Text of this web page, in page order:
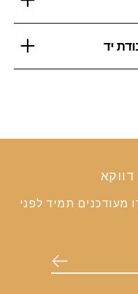
יד
מעודכנים תמיד לפני